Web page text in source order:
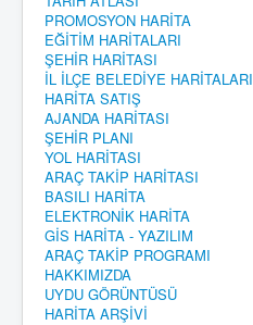
PROMOSYON HARİTA
EĞİTİM HARİTALARI
ŞEHİR HARİTASI
İL İLÇE BELEDİYE HARİTALARI
HARİTA SATIŞ
AJANDA HARİTASI
ŞEHİR PLANI
YOL HARİTASI
ARAÇ TAKİP HARİTASI
BASILI HARİTA
ELEKTRONİK HARİTA
GİS HARİTA - YAZILIM
ARAÇ TAKİP PROGRAMI
HAKKIMIZDA
UYDU GÖRÜNTÜSÜ
HARİTA ARŞİVİ